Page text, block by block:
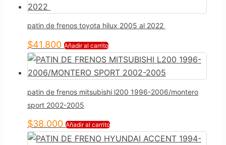
patin de frenos toyota hilux 2005 al 2022
$41.800 Añadir al carrito
patin de frenos mitsubishi l200 1996-2006/montero
sport 2002-2005
$38.000 Añadir al carrito